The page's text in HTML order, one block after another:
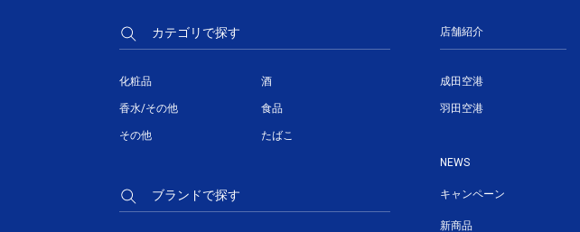
カテゴリで探す
化粧品 酒
香水/その他 食品
その他 たばこ
ブランドで探す
店舗紹介
成田空港
羽田空港
NEWS
キャンペーン
新商品